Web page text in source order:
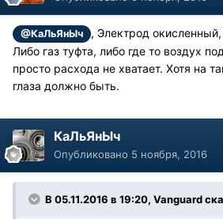
@КаЛьЯнЫч
, Электрод
Либо газ туфта, либо где то воздух
просто расхода не хватает. Хотя на
глаза должно быть.
КаЛьЯнЫч
Опубликовано 5 ноября, 2016
В 05.11.2016 в 19:20, Vanguard